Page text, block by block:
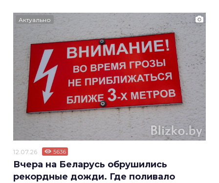
Актуально
12.07.26 5636
Вчера на Беларусь обрушились
рекордные дожди. Где поливало